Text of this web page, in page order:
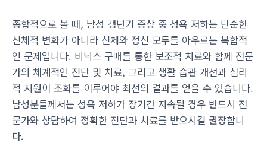
종합적으로 볼 때, 남성 갱년기 증상 중 성욕 저하는 단순한
신체적 변화가 아니라 신체와 정신 모두를 아우르는 복합적
인 문제입니다. 비닉스 구매를 통한 보조적 치료와 함께 전문
가의 체계적인 진단 및 치료, 그리고 생활 습관 개선과 심리
적 지원이 조화를 이루어야 최선의 결과를 얻을 수 있습니다.
남성분들께서는 성욕 저하가 장기간 지속될 경우 반드시 전
문가와 상담하여 정확한 진단과 치료를 받으시길 권장합니
다.